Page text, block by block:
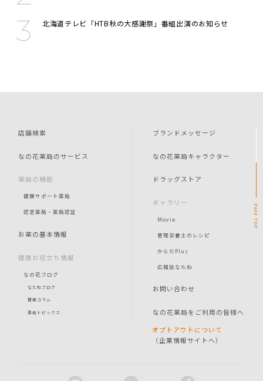
北海道テレビ「HTB秋の大感謝祭」番組出演のお知らせ
店舗検索
なの花薬局のサービス
薬局の機能
健康サポート薬局
認定薬局・薬局認証
お薬の基本情報
健康お役立ち情報
なの花ブログ
なたねブログ
健康コラム
薬局トピックス
ブランドメッセージ
なの花薬局キャラクター
ドラッグストア
ギャラリー
Movie
管理栄養士のレシピ
からだPlus
広報誌なたね
お問い合わせ
なの花薬局をご利用の皆様へ
オプトアウトについて
（企業情報サイトへ）
PAGE
TOP